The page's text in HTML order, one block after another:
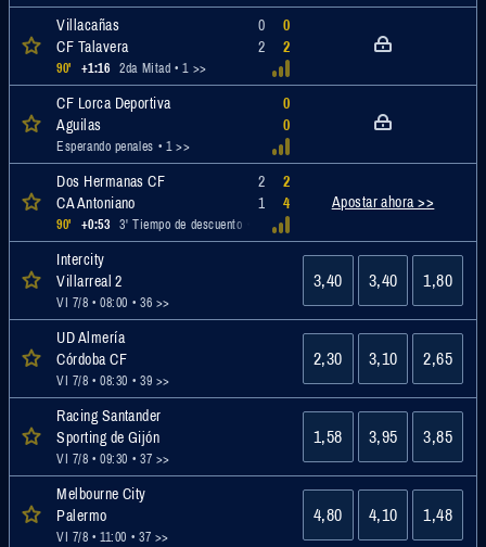
Villacañas
CF Talavera
90' +1:16 2da Mitad • 1 >>
0
2
0
2
CF Lorca Deportiva
Aguilas
Esperando penales • 1 >>
0
0
Dos Hermanas CF
CA Antoniano
90' +0:53 3' Tiempo de descuento • 11 >>
2
1
2
4
Apostar ahora >>
Intercity
Villarreal 2
VI 7/8 • 08:00 • 36 >>
3,40 3,40 1,80
UD Almería
Córdoba CF
VI 7/8 • 08:30 • 39 >>
2,30 3,10 2,65
Racing Santander
Sporting de Gijón
VI 7/8 • 09:30 • 37 >>
1,58 3,95 3,85
Melbourne City
Palermo
VI 7/8 • 11:00 • 37 >>
4,80 4,10 1,48